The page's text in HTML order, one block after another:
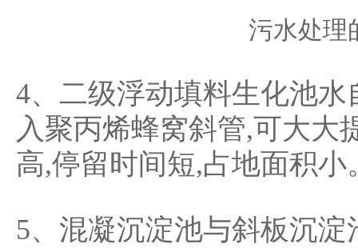
污水处理
4、二级浮动填料生化池
入聚丙烯蜂窝斜管,可大大
高,停留时间短,占地面积小
5、混凝沉淀池与斜板沉